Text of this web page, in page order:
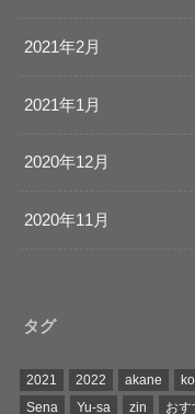
2021年2月
2021年1月
2020年12月
2020年11月
タグ
2021 2022 akane
Sena
Yu-sa zin おす